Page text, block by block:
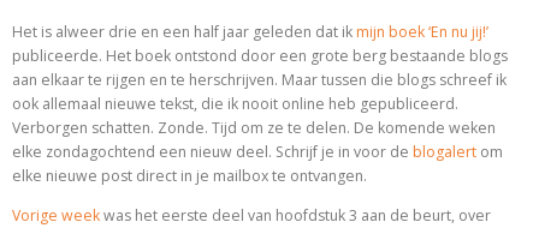
Het is alweer drie en een half jaar geleden dat ik mijn boek ‘En nu jij!’
publiceerde. Het boek ontstond door een grote berg bestaande blogs
aan elkaar te rijgen en te herschrijven. Maar tussen die blogs schreef ik
ook allemaal nieuwe tekst, die ik nooit online heb gepubliceerd.
Verborgen schatten. Zonde. Tijd om ze te delen. De komende weken
elke zondagochtend een nieuw deel. Schrijf je in voor de blogalert om
elke nieuwe post direct in je mailbox te ontvangen.
Vorige weekwas het eerste deel van hoofdstuk 3 aan de beurt, over